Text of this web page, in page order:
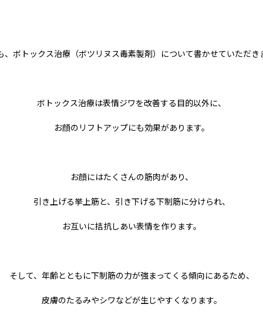
、ボトックス治療（ボツリヌス毒素製剤）について書かせていただき
ボトックス治療は表情ジワを改善する目的以外に、
お顔のリフトアップにも効果があります。
お顔にはたくさんの筋肉があり、
引き上げる挙上筋と、引き下げる下制筋に分けられ、
お互いに拮抗しあい表情を作ります。
そして、年齢とともに下制筋の力が強まってくる傾向にあるため、
皮膚のたるみやシワなどが生じやすくなります。